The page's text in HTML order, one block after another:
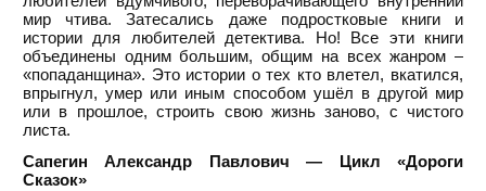
мир чтива. Затесались даже подростковые книги и
истории для любителей детектива. Но! Все эти книги
объединены одним большим, общим на всех жанром –
«попаданщина». Это истории о тех кто влетел, вкатился,
впрыгнул, умер или иным способом ушёл в другой мир
или в прошлое, строить свою жизнь заново, с чистого
листа.
Сапегин Александр Павлович — Цикл «Дороги
Сказок»